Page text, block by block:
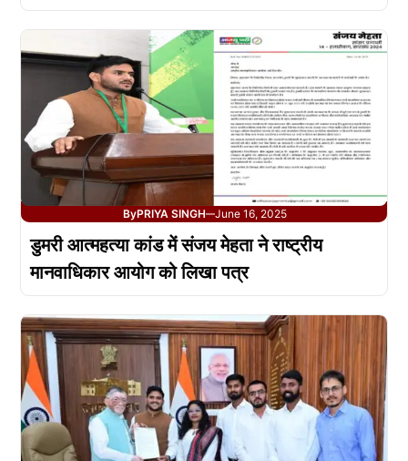
ByPRIYA SINGH—June 16, 2025
डुमरी आत्महत्या कांड में संजय मेहता ने राष्ट्रीय
मानवाधिकार आयोग को लिखा पत्र